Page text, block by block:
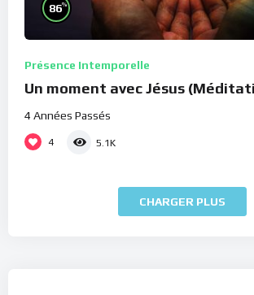
86%
Présence Intemporelle
Un moment avec Jésus
4 Années Passés
4 5.1K
CHARGER PLUS